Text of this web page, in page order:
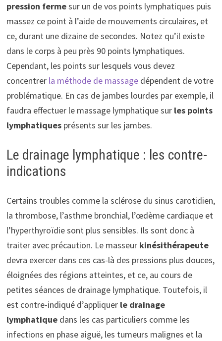
pression fermesur un de vos points lymphatiques puis
massez ce point à l’aide de mouvements circulaires, et
ce, durant une dizaine de secondes. Notez qu’il existe
dans le corps à peu près 90 points lymphatiques.
Cependant, les points sur lesquels vous devez
concentrerla méthode de massagedépendent de votre
problématique. En cas de jambes lourdes par exemple, il
faudra effectuer le massage lymphatique sur les points
lymphatiquesprésents sur les jambes.
Le drainage lymphatique : les contre-
indications
Certains troubles comme la sclérose du sinus carotidien,
la thrombose, l’asthme bronchial, l’œdème cardiaque et
l’hyperthyroïdie sont plus sensibles. Ils sont donc à
traiter avec précaution. Le masseur kinésithérapeute
devra exercer dans ces cas-là des pressions plus douces,
éloignées des régions atteintes, et ce, au cours de
petites séances de drainage lymphatique. Toutefois, il
est contre-indiqué d’appliquer le drainage
lymphatiquedans les cas particuliers comme les
infections en phase aiguë, les tumeurs malignes et la